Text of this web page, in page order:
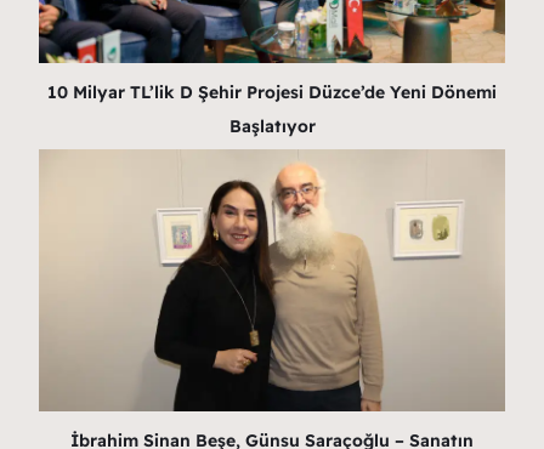
10 Milyar TL’lik D Şehir Projesi Düzce’de Yeni Dönemi
Başlatıyor
İbrahim Sinan Beşe, Günsu Saraçoğlu – Sanatın